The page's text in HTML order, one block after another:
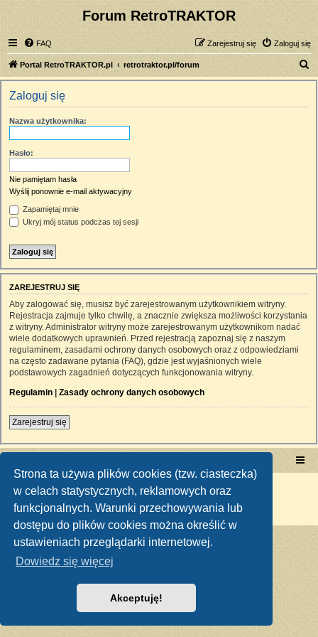
Strona ta używa plików cookies (tzw. ciasteczka)
w celach statystycznych, reklamowych oraz
funkcjonalnych. Warunki przechowywania lub
dostępu do plików cookies można określić w
ustawieniach przeglądarki internetowej.
Dowiedz się więcej
Akceptuję!
Forum RetroTRAKTOR
FAQ Zaloguj się
Zarejestruj się
Portal RetroTRAKTOR.pl retrotraktor.pl/forum
z
Zaloguj się
Nazwa użytkownika:
Hasło:
Nie pamiętam hasła
Wyślij ponownie e-mail aktywacyjny
Zapamiętaj mnie
Ukryj mój status podczas tej sesji
ZAREJESTRUJ SIĘ
Aby zalogować się, musisz być zarejestrowanym użytkownikiem witryny.
Rejestracja zajmuje tylko chwilę, a znacznie zwiększa możliwości korzystania
z witryny. Administrator witryny może zarejestrowanym użytkownikom nadać
wiele dodatkowych uprawnień. Przed rejestracją zapoznaj się z naszym
regulaminem, zasadami ochrony danych osobowych oraz z odpowiedziami
na często zadawane pytania (FAQ), gdzie jest wyjaśnionych wiele
podstawowych zagadnień dotyczących funkcjonowania witryny.
Regulamin | Zasady ochrony danych osobowych
Zarejestruj się
Technologię dostarcza phpBB ® Forum Software © phpBB Limited
Polski pakiet językowy dostarcza
Zasady ochrony danych osobowych|Regulamin